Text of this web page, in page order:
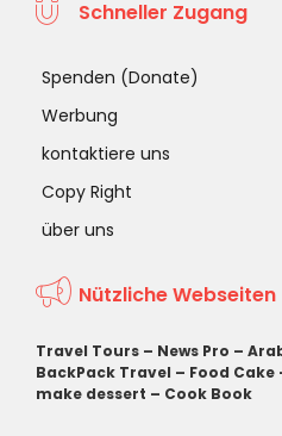
Schneller Zugang
Spenden (Donate)
Werbung
kontaktiere uns
Copy Right
über uns
Nützliche Webseiten
Travel Tours – News Pro –
BackPack Travel – Food Cake
make dessert – Cook Book